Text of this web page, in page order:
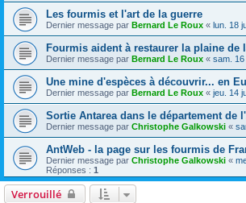
Les fourmis et l'art de la guerre
Dernier message par Bernard Le Roux « lun. 18
Fourmis aident à restaurer la plaine de
Dernier message par Bernard Le Roux « sam. 16
Une mine d'espèces à découvrir... en
Dernier message par Bernard Le Roux « jeu. 14
Sortie Antarea dans le département de
Dernier message par Christophe Galkowski «
AntWeb - la page sur les fourmis de
Dernier message par Christophe Galkowski «
Réponses : 1
Verrouillé